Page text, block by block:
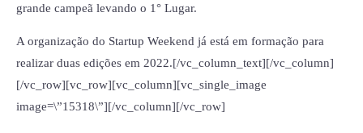
grande campeã levando o 1° Lugar.
A organização do Startup Weekend já está em formação para
realizar duas edições em 2022.[/vc_column_text][/vc_column]
[/vc_row][vc_row][vc_column][vc_single_image
image=\”15318\”][/vc_column][/vc_row]